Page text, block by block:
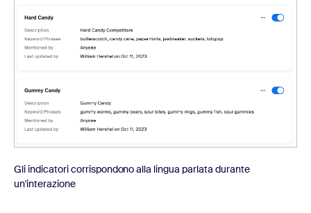
Gli indicatori corrispondono alla lingua parlata durante
un'interazione